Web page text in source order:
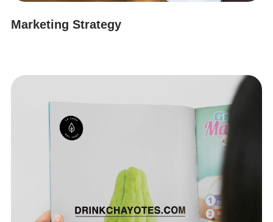
Marketing Strategy